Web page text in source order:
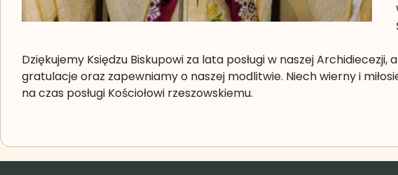
Dziękujemy Księdzu Biskupowi za lata posługi w naszej
gratulacje oraz zapewniamy o naszej modlitwie. Niech wierny i
na czas posługi Kościołowi rzeszowskiemu.